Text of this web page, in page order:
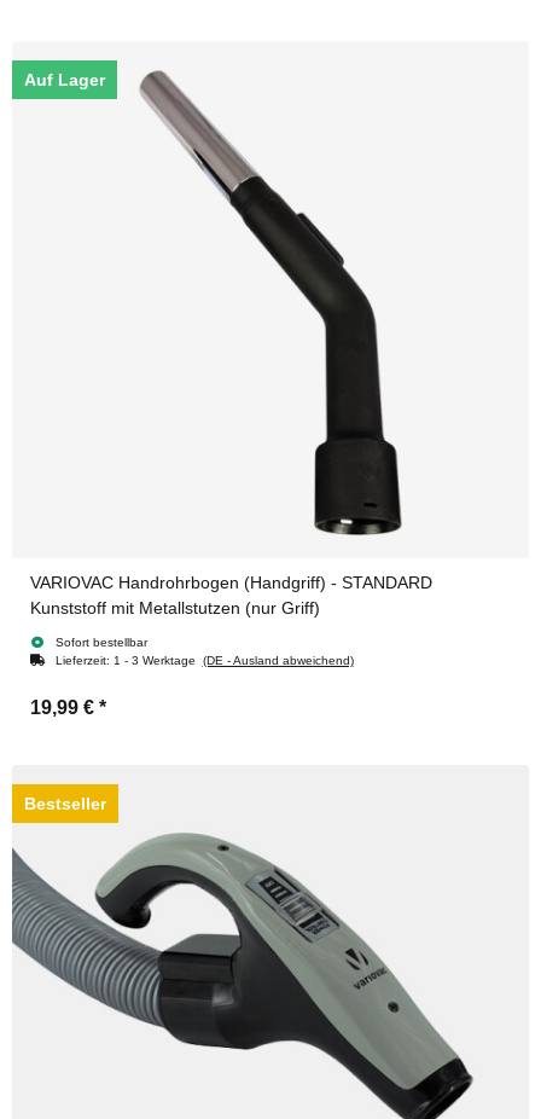
Auf Lager
VARIOVAC Handrohrbogen (Handgriff) - STANDARD
Kunststoff mit Metallstutzen (nur Griff)
Sofort bestellbar
Lieferzeit: 1 - 3 Werktage (DE - Ausland abweichend)
19,99 € *
Bestseller